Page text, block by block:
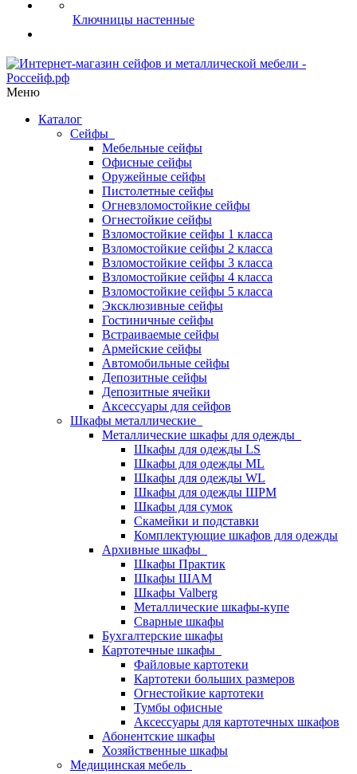
Ключницы настенные
Меню
Каталог
Сейфы
Мебельные сейфы
Офисные сейфы
Оружейные сейфы
Пистолетные сейфы
Огневзломостойкие сейфы
Огнестойкие сейфы
Взломостойкие сейфы 1 класса
Взломостойкие сейфы 2 класса
Взломостойкие сейфы 3 класса
Взломостойкие сейфы 4 класса
Взломостойкие сейфы 5 класса
Эксклюзивные сейфы
Гостиничные сейфы
Встраиваемые сейфы
Армейские сейфы
Автомобильные сейфы
Депозитные сейфы
Депозитные ячейки
Аксессуары для сейфов
Шкафы металлические
Металлические шкафы для одежды
Шкафы для одежды LS
Шкафы для одежды ML
Шкафы для одежды WL
Шкафы для одежды ШРМ
Шкафы для сумок
Скамейки и подставки
Комплектующие шкафов для одежды
Архивные шкафы
Шкафы Практик
Шкафы ШАМ
Шкафы Valberg
Металлические шкафы-купе
Сварные шкафы
Бухгалтерские шкафы
Картотечные шкафы
Файловые картотеки
Картотеки больших размеров
Огнестойкие картотеки
Тумбы офисные
Аксессуары для картотечных шкафов
Абонентские шкафы
Хозяйственные шкафы
Медицинская мебель